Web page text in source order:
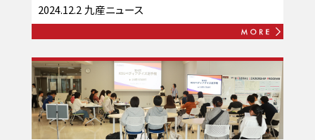
2024.12.2 九産ニュース